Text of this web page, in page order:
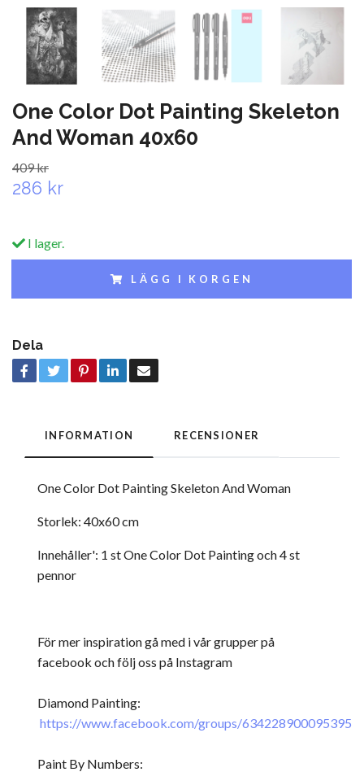
One Color Dot Painting Skeleton
And Woman 40x60
409 kr
286 kr
I lager.
LÄGG I KORGEN
Dela
INFORMATION RECENSIONER
One Color Dot Painting Skeleton And Woman
Storlek: 40x60 cm
Innehåller': 1 st One Color Dot Painting och 4 st
pennor
För mer inspiration gå med i vår grupper på
facebook och följ oss på Instagram
Diamond Painting:
https://www.facebook.com/groups/634228900095395
Paint By Numbers: